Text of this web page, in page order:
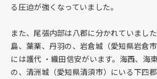
る圧迫が強くなっていました。
また、尾張内部は八郡に分かれていまし
島、葉栗、丹羽の、岩倉城（愛知県岩倉
には護代 ・織田信安がいます。海西、海
の、清洲城（愛知県清須市）にいる下四